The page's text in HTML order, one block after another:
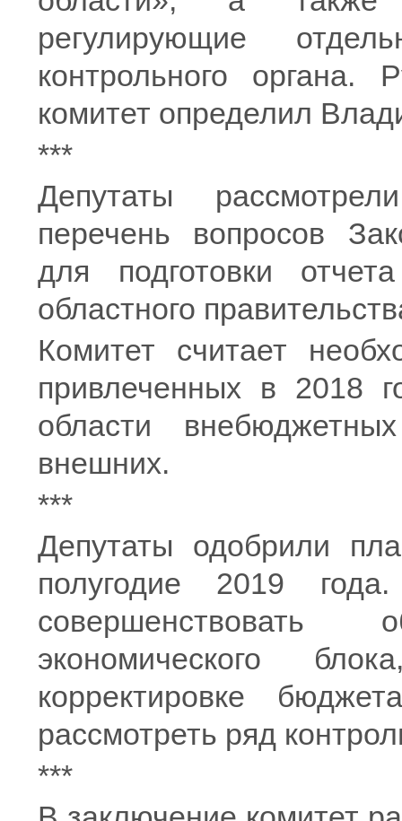
регулирующие
контрольного органа.
комитет определил
***
Депутаты
перечень вопросов
для подготовки
областного
Комитет считает
привлеченных в 2018
области
внешних.
***
Депутаты одобрили
полугодие 2019
совершенствовать
экономического
корректировке
рассмотреть ряд
***